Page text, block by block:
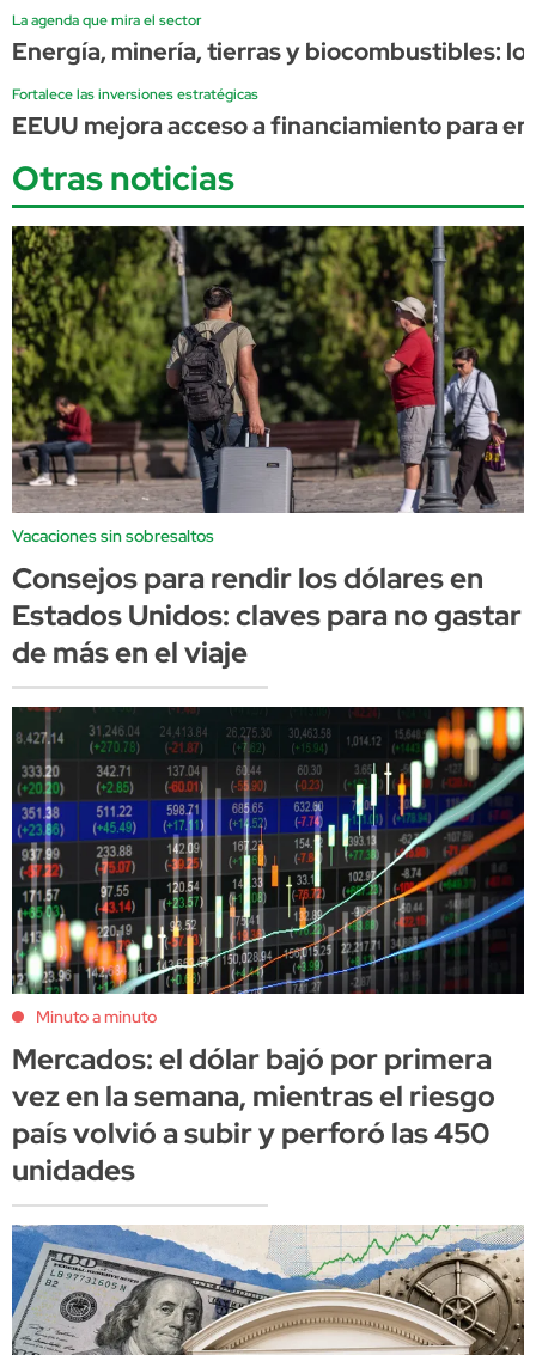
La agenda que mira el sector
Energía, minería, tierras y biocombustibles:
Fortalece las inversiones estratégicas
EEUU mejora acceso a financiamiento para
Otras noticias
Vacaciones sin sobresaltos
Consejos para rendir los dólares en
Estados Unidos: claves para no gastar
de más en el viaje
Minuto a minuto
Mercados: el dólar bajó por primera
vez en la semana, mientras el riesgo
país volvió a subir y perforó las 450
unidades